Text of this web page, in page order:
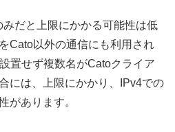
だと上限にかかる可能性は低
Cato以外の通信にも利用され
置せず複数名がCatoクライア
には、上限にかかり、IPv4での
があります。